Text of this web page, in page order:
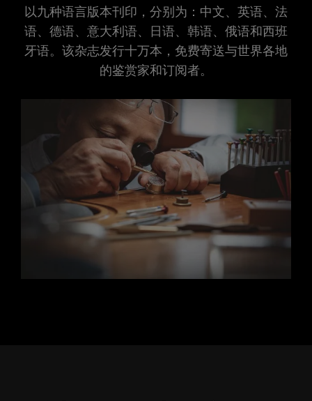
以九种语言版本刊印，分别为：中文、英语、法
语、德语、意大利语、日语、韩语、俄语和西班
牙语。该杂志发行十万本，免费寄送与世界各地
的鉴赏家和订阅者。